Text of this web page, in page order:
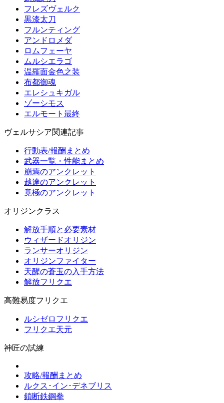
フレズヴェルク
黒漆太刀
フルンティング
アンドロメダ
ロムフェーヤ
ムルシエラゴ
温羅面金色之装
布都御魂
エレシュキガル
ゾーシモス
エルモート最終
ヴェルサシア関連記事
行動表/報酬まとめ
武器一覧・性能まとめ
崩焉のアンクレット
越達のアンクレット
竟極のアンクレット
オリジンクラス
解放手順と必要素材
ウィザードオリジン
ランサーオリジン
オリジンファイター
天醒の蒼玉の入手方法
解放フリクエ
高難易度フリクエ
ルシゼロフリクエ
フリクエ天元
神匠の試練
攻略/報酬まとめ
ルクス･イン･デネブリス
鎖断鉄鋼拳